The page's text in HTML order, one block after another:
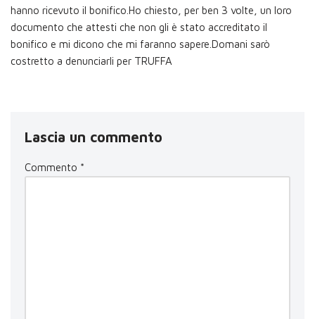
hanno ricevuto il bonifico.Ho chiesto, per ben 3 volte, un loro
documento che attesti che non gli è stato accreditato il
bonifico e mi dicono che mi faranno sapere.Domani sarò
costretto a denunciarli per TRUFFA
Lascia un commento
Commento *